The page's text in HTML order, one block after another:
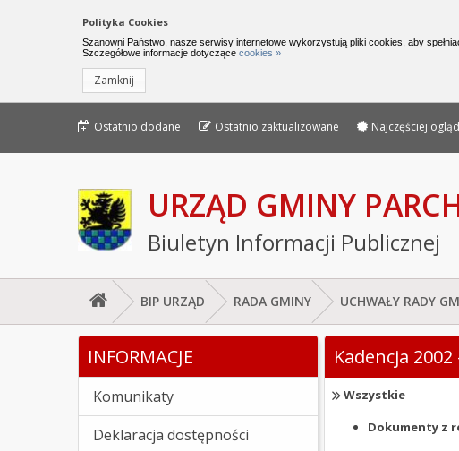
Urząd Gminy Parchowo - Biuletyn
Nawigacja do pomijania linków
Polityka Cookies
Szanowni Państwo, nasze serwisy internetowe wykorzystują pliki cookies, aby
Szczegółowe informacje dotyczące cookies »
Zamknij
Menu górne
Menu górne - edycja strony
Ostatnio dodane Ostatnio zaktualizowane Najczęściej
URZĄD GMINY
Biuletyn Informacji Publicznej
Jesteś tutaj: Kadencja 2002 - 2006
BIP URZĄD RADA GMINY UCHWAŁY RADY
Lewe menu
INFORMACJE
Komunikaty
Deklaracja dostępności
Kadencja 2002
Wszystkie
Dokumenty z